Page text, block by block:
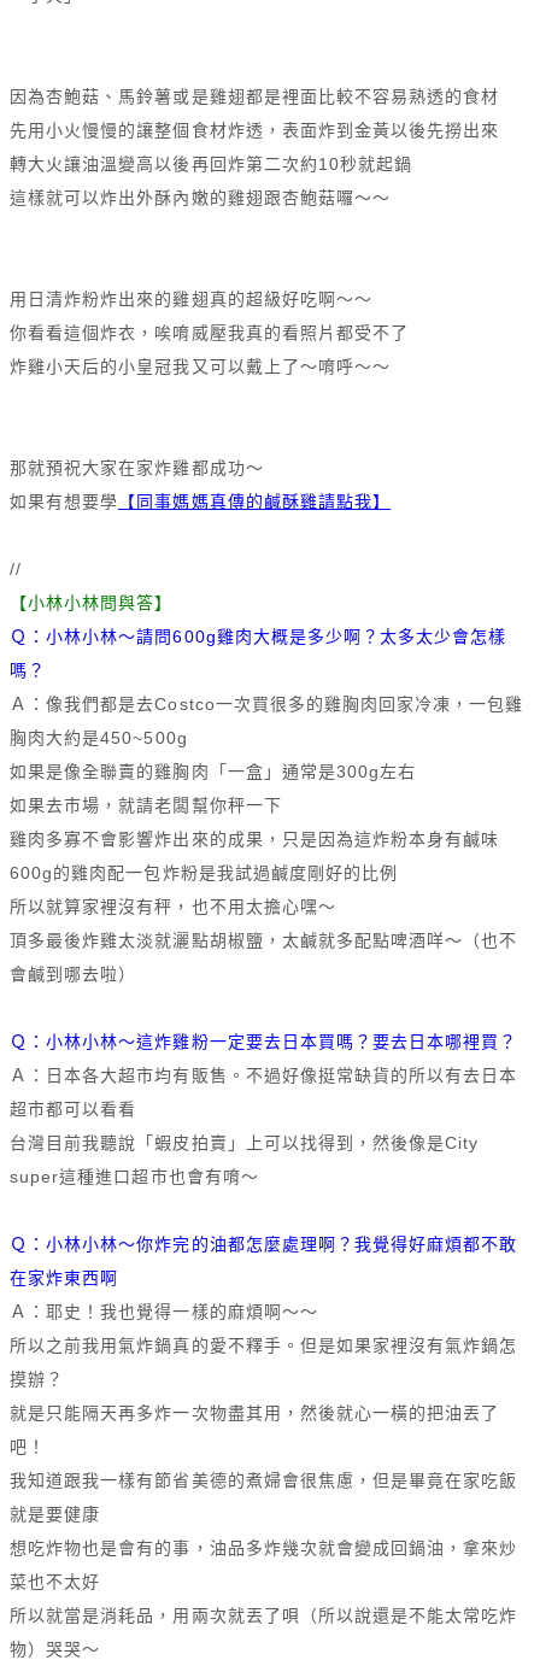
因為杏鮑菇、馬鈴薯或是雞翅都是裡面比較不容易熟透的食材
先用小火慢慢的讓整個食材炸透，表面炸到金黃以後先撈出來
轉大火讓油溫變高以後再回炸第二次約10秒就起鍋
這樣就可以炸出外酥內嫩的雞翅跟杏鮑菇囉～～
用日清炸粉炸出來的雞翅真的超級好吃啊～～
你看看這個炸衣，唉唷威壓我真的看照片都受不了
炸雞小天后的小皇冠我又可以戴上了～唷呼～～
那就預祝大家在家炸雞都成功～
如果有想要學 【同事媽媽真傳的鹹酥雞請點我】
//
【小林小林問與答】
Ｑ：小林小林～請問600g雞肉大概是多少啊？太多太少會怎樣
嗎？
Ａ：像我們都是去Costco一次買很多的雞胸肉回家冷凍，一包雞
胸肉大約是450~500g
如果是像全聯賣的雞胸肉「一盒」通常是300g左右
如果去市場，就請老闆幫你秤一下
雞肉多寡不會影響炸出來的成果，只是因為這炸粉本身有鹹味
600g的雞肉配一包炸粉是我試過鹹度剛好的比例
所以就算家裡沒有秤，也不用太擔心嘿～
頂多最後炸雞太淡就灑點胡椒鹽，太鹹就多配點啤酒咩～（也不
會鹹到哪去啦）
Ｑ：小林小林～這炸雞粉一定要去日本買嗎？要去日本哪裡買？
Ａ：日本各大超市均有販售。不過好像挺常缺貨的所以有去日本
超市都可以看看
台灣目前我聽說「蝦皮拍賣」上可以找得到，然後像是City
super這種進口超市也會有唷～
Ｑ：小林小林～你炸完的油都怎麼處理啊？我覺得好麻煩都不敢
在家炸東西啊
Ａ：耶史！我也覺得一樣的麻煩啊～～
所以之前我用氣炸鍋真的愛不釋手。但是如果家裡沒有氣炸鍋怎
摸辦？
就是只能隔天再多炸一次物盡其用，然後就心一橫的把油丟了
吧！
我知道跟我一樣有節省美德的煮婦會很焦慮，但是畢竟在家吃飯
就是要健康
想吃炸物也是會有的事，油品多炸幾次就會變成回鍋油，拿來炒
菜也不太好
所以就當是消耗品，用兩次就丟了唄（所以說還是不能太常吃炸
物）哭哭～